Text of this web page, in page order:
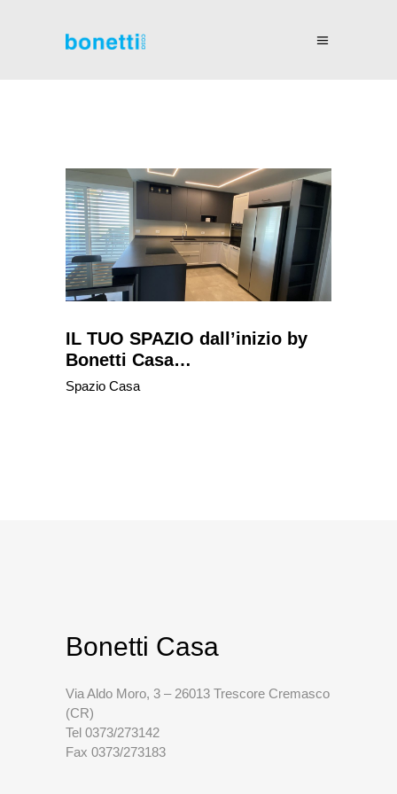
IL TUO SPAZIO dall’inizio by
Bonetti Casa…
Spazio Casa
Bonetti Casa
Via Aldo Moro, 3 – 26013 Trescore Cremasco
(CR)
Tel 0373/273142
Fax 0373/273183